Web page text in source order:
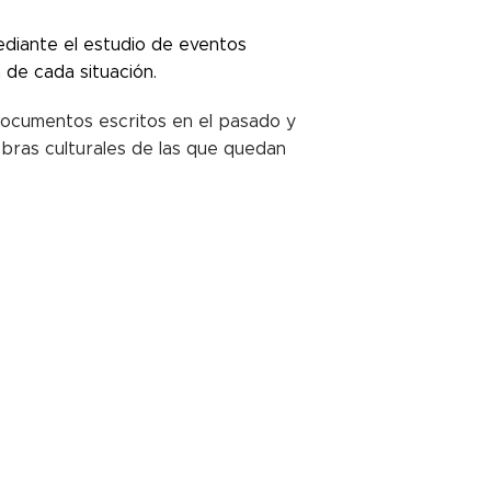
el estudio de eventos
cada situación.
escritos en el pasado y
culturales de las que quedan